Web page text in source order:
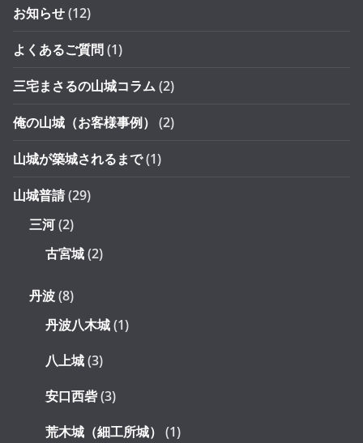
お知らせ(12)
よくあるご質問(1)
三宅まさるの山城コラム(2)
俺の山城（お客様事例） (2)
山城が築城されるまで(1)
山城普請(29)
三河(2)
古宮城(2)
丹波(8)
丹波八木城(1)
八上城(3)
安口西砦(3)
荒木城（細工所城） (1)